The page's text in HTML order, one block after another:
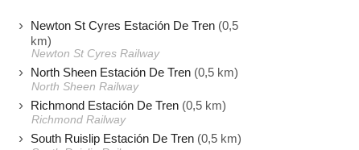
Newton St Cyres Estación De Tren (0,5
km)
Newton St Cyres Railway
North Sheen Estación De Tren (0,5 km)
North Sheen Railway
Richmond Estación De Tren (0,5 km)
Richmond Railway
South Ruislip Estación De Tren (0,5 km)